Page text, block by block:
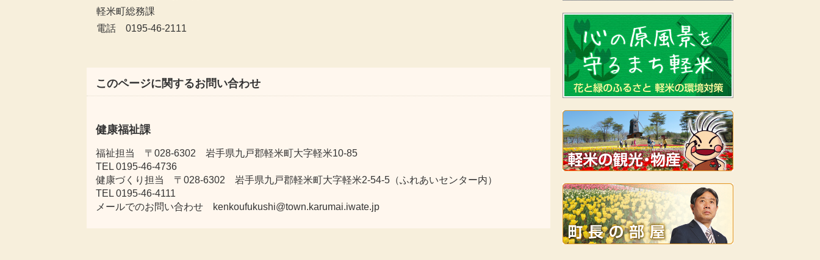
軽米町総務課
電話 0195-46-2111
このページに関するお問い合わせ
健康福祉課
福祉担当 〒028-6302 岩手県九戸郡軽米町大字軽米10-85
TEL 0195-46-4736
健康づくり担当 〒028-6302 岩手県九戸郡軽米町大字軽米2-54-5（ふれあいセンター内）
TEL 0195-46-4111
メールでのお問い合わせ kenkoufukushi@town.karumai.iwate.jp